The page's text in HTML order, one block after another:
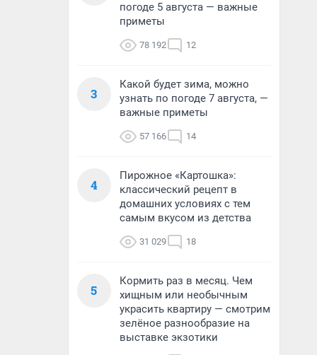
погоде 5 августа — важные
приметы
78 192 12
3
Какой будет зима, можно
узнать по погоде 7 августа, —
важные приметы
57 166 14
4
Пирожное «Картошка»:
классический рецепт в
домашних условиях с тем
самым вкусом из детства
31 029 18
5
Кормить раз в месяц. Чем
хищным или необычным
украсить квартиру — смотрим
зелёное разнообразие на
выставке экзотики